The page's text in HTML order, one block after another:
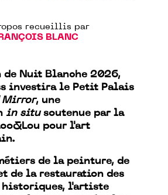
recueillis par
BLANC
de Nuit Blanche 2026,
investira le Petit Palais
Mirror, une
in situsoutenue par la
pour l'art
de la peinture, de
de la restauration des
historiques, l'artiste